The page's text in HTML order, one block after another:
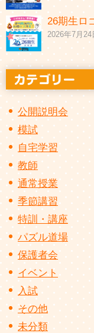
26期生ロ
2026年7月24
公開説明会
模試
自宅学習
教師
通常授業
季節講習
特訓・講座
パズル道場
保護者会
イベント
入試
その他
未分類